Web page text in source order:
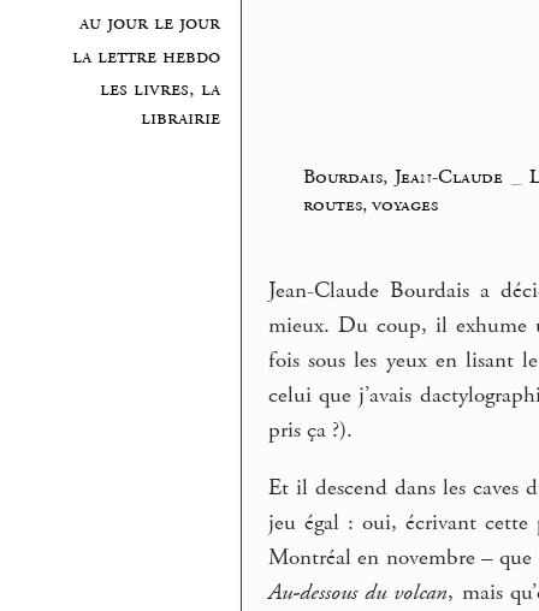
au jour le jour
la lettre hebdo
les livres, la
librairie
Bourdais, Jean-Claude _
routes, voyages
Jean-Claude Bourdais a
mieux. Du coup, il exhume
fois sous les yeux en lisant
celui que j’avais
pris ça ?).
Et il descend dans les caves
jeu égal : oui, écrivant cette
Montréal en novembre – que
Au-dessous du volcan, mais